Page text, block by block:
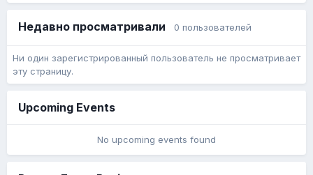
Недавно просматривали 0 пользователей
Ни один зарегистрированный пользователь не просматривает
эту страницу.
Upcoming Events
No upcoming events found